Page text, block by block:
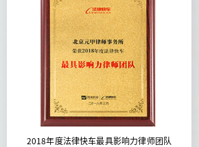
2018年度法律快车最具影响力律师团队